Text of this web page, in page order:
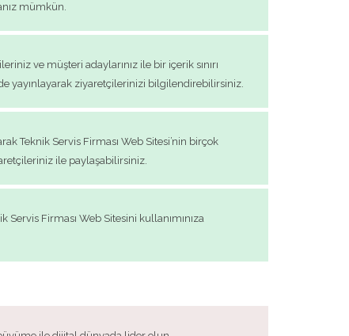
mümkün.
ve müşteri adaylarınız ile bir içerik sınırı
yayınlayarak ziyaretçilerinizi bilgilendirebilirsiniz.
Teknik Servis Firması Web Sitesi’nin birçok
ile paylaşabilirsiniz.
Firması Web Sitesini kullanımınıza